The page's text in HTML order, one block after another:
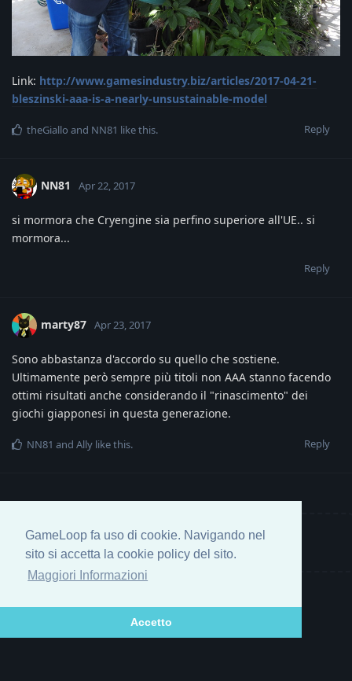
GameLoop fa uso di cookie. Navigando nel
sito si accetta la cookie policy del sito.
Maggiori Informazioni
Accetto
Link: http://www.gamesindustry.biz/articles/2017-04-21-
bleszinski-aaa-is-a-nearly-unsustainable-model
Reply
theGiallo and NN81 like this.
NN81 Apr 22, 2017
si mormora che Cryengine sia perfino superiore all'UE.. si
mormora...
Reply
marty87 Apr 23, 2017
Sono abbastanza d'accordo su quello che sostiene.
Ultimamente però sempre più titoli non AAA stanno facendo
ottimi risultati anche considerando il "rinascimento" dei
giochi giapponesi in questa generazione.
Reply
NN81 and Ally like this.
Write a Reply...